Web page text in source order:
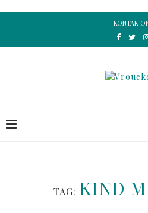
KONTAK
TAG: KIND